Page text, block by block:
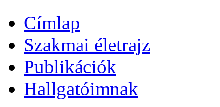
Címlap
Szakmai életrajz
Publikációk
Hallgatóimnak